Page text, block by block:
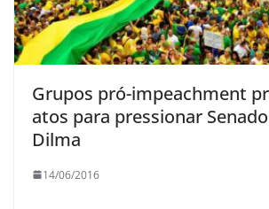
Grupos pró-impeachment
atos para pressionar
Dilma
14/06/2016